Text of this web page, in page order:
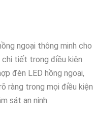
mọi góc độ một cách
Acusense để bảo
ngoại thông minh cho
chi tiết trong điều kiện
đèn LED hồng ngoại,
ràng trong mọi điều kiện
sát an ninh.